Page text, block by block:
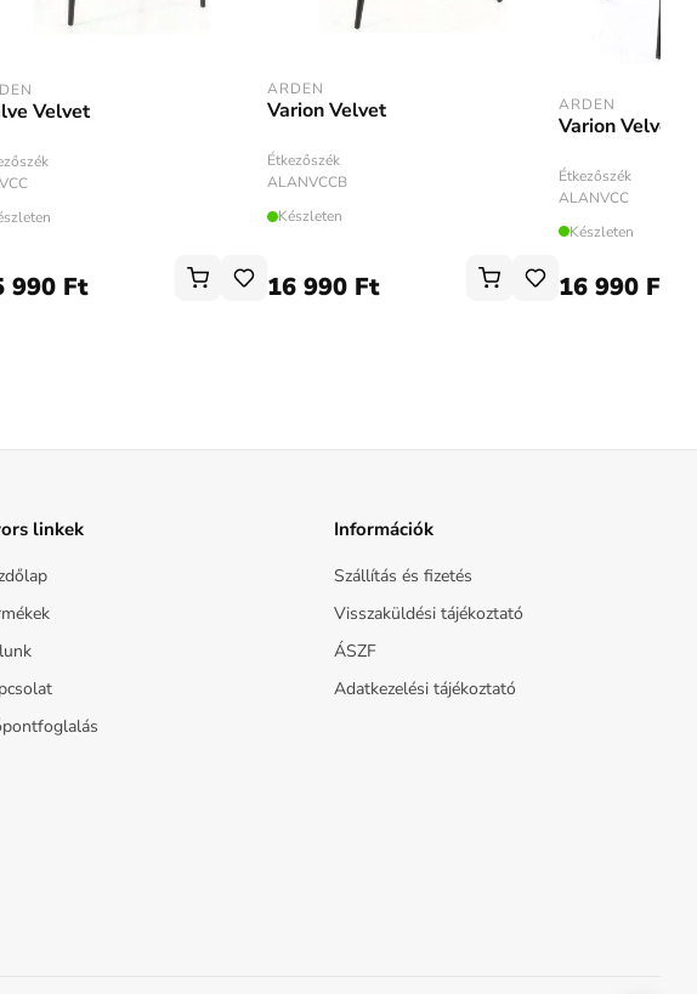
Velvet
990 Ft
ARDEN
Varion Velvet
Étkezőszék
ALANVCCB
Készleten
16 990 Ft
ARDEN
Varion Velvet
Étkezőszék
ALANVCC
Készleten
16 990 Ft
linkek Információk
Szállítás és fizetés
Visszaküldési tájékoztató
ÁSZF
Adatkezelési tájékoztató